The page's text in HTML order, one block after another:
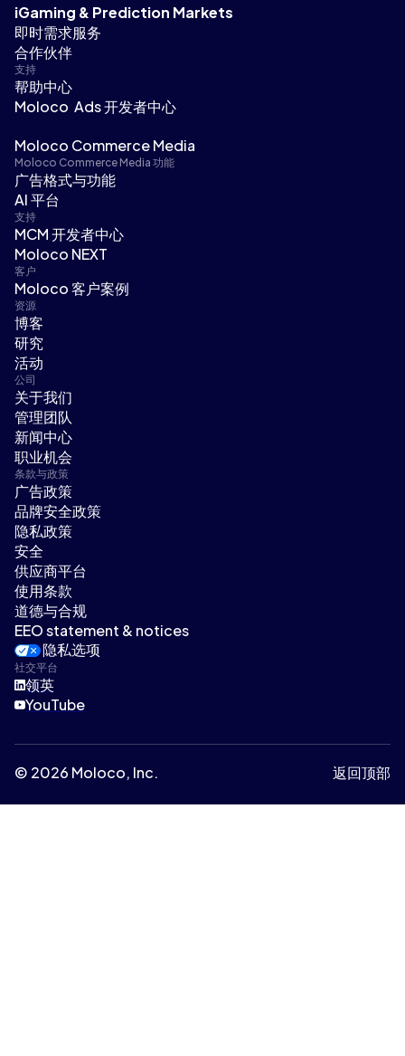
iGaming & Prediction Markets
即时需求服务
合作伙伴
支持
帮助中心
Moloco Ads 开发者中心
Moloco Commerce Media
Moloco Commerce Media 功能
广告格式与功能
AI 平台
支持
MCM 开发者中心
Moloco NEXT
客户
Moloco 客户案例
资源
博客
研究
活动
公司
关于我们
管理团队
新闻中心
职业机会
条款与政策
广告政策
品牌安全政策
隐私政策
安全
供应商平台
使用条款
道德与合规
EEO statement & notices
隐私选项
社交平台
领英
YouTube
© 2026 Moloco, Inc. 返回顶部